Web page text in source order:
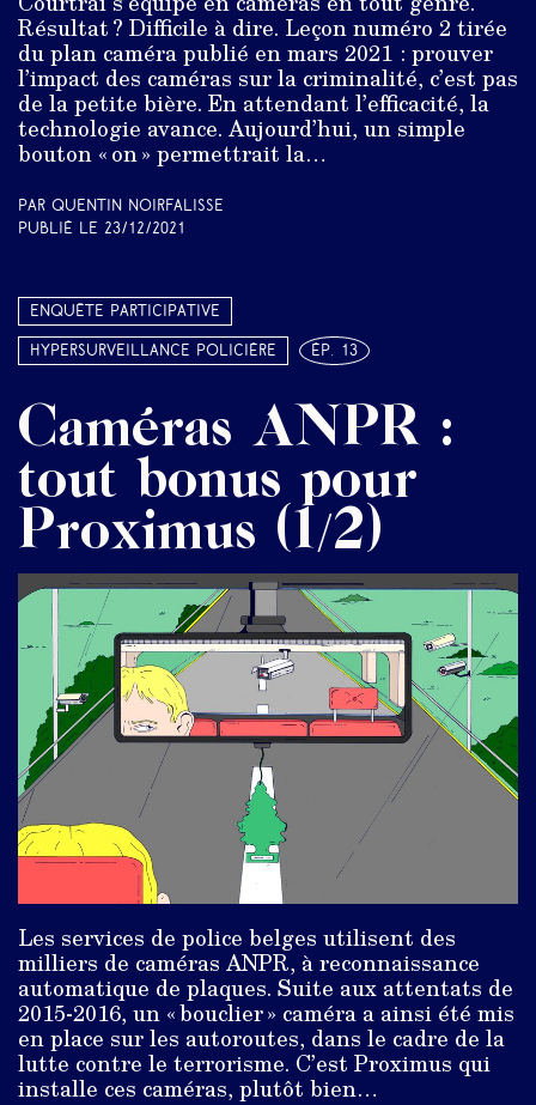
Résultat ? Difficile à dire. Leçon numéro 2 tirée
du plan caméra publié en mars 2021 : prouver
l’impact des caméras sur la criminalité, c’est pas
de la petite bière. En attendant l’efficacité, la
technologie avance. Aujourd’hui, un simple
bouton « on » permettrait la…
Par Quentin Noirfalisse
Publié le 23/12/2021
Enquête participative
Hypersurveillance policière ép. 13
Caméras ANPR :
tout bonus pour
Proximus (1/2)
Les services de police belges utilisent des
milliers de caméras ANPR, à reconnaissance
automatique de plaques. Suite aux attentats de
2015-2016, un « bouclier » caméra a ainsi été mis
en place sur les autoroutes, dans le cadre de la
lutte contre le terrorisme. C’est Proximus qui
installe ces caméras, plutôt bien…